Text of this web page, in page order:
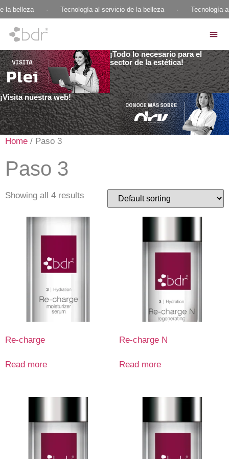
la belleza Tecnología al servicio de la belleza Tecnología
¡Todo lo necesario para el
sector de la estética!
¡Visita nuestra web!
Home / Paso 3
Paso 3
Showing all 4 results
Re-charge
Read more
Re-charge N
Read more